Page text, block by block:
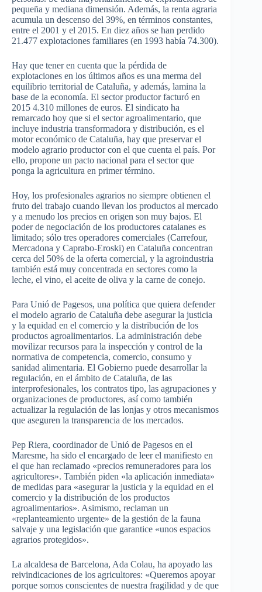
pequeña y mediana dimensión. Además, la renta agraria
acumula un descenso del 39%, en términos constantes,
entre el 2001 y el 2015. En diez años se han perdido
21.477 explotaciones familiares (en 1993 había 74.300).
Hay que tener en cuenta que la pérdida de
explotaciones en los últimos años es una merma del
equilibrio territorial de Cataluña, y además, lamina la
base de la economía. El sector productor facturó en
2015 4.310 millones de euros. El sindicato ha
remarcado hoy que si el sector agroalimentario, que
incluye industria transformadora y distribución, es el
motor económico de Cataluña, hay que preservar el
modelo agrario productor con el que cuenta el país. Por
ello, propone un pacto nacional para el sector que
ponga la agricultura en primer término.
Hoy, los profesionales agrarios no siempre obtienen el
fruto del trabajo cuando llevan los productos al mercado
y a menudo los precios en origen son muy bajos. El
poder de negociación de los productores catalanes es
limitado; sólo tres operadores comerciales (Carrefour,
Mercadona y Caprabo-Eroski) en Cataluña concentran
cerca del 50% de la oferta comercial, y la agroindustria
también está muy concentrada en sectores como la
leche, el vino, el aceite de oliva y la carne de conejo.
Para Unió de Pagesos, una política que quiera defender
el modelo agrario de Cataluña debe asegurar la justicia
y la equidad en el comercio y la distribución de los
productos agroalimentarios. La administración debe
movilizar recursos para la inspección y control de la
normativa de competencia, comercio, consumo y
sanidad alimentaria. El Gobierno puede desarrollar la
regulación, en el ámbito de Cataluña, de las
interprofesionales, los contratos tipo, las agrupaciones y
organizaciones de productores, así como también
actualizar la regulación de las lonjas y otros mecanismos
que aseguren la transparencia de los mercados.
Pep Riera, coordinador de Unió de Pagesos en el
Maresme, ha sido el encargado de leer el manifiesto en
el que han reclamado «precios remuneradores para los
agricultores». También piden «la aplicación inmediata»
de medidas para «asegurar la justicia y la equidad en el
comercio y la distribución de los productos
agroalimentarios». Asimismo, reclaman un
«replanteamiento urgente» de la gestión de la fauna
salvaje y una legislación que garantice «unos espacios
agrarios protegidos».
La alcaldesa de Barcelona, Ada Colau, ha apoyado las
reivindicaciones de los agricultores: «Queremos apoyar
porque somos conscientes de nuestra fragilidad y de que